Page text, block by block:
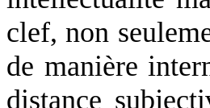
clef, non
de manière
distance